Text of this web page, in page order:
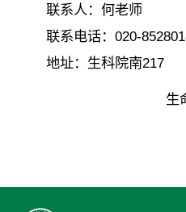
联系人：何老师
联系电话：020-
地址：生科院南217
生